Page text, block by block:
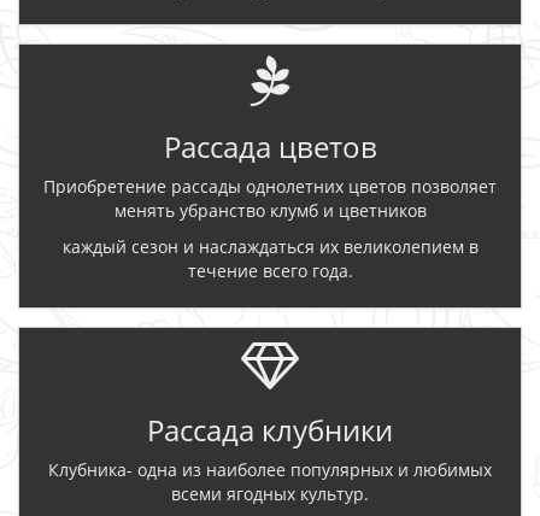
Рассада цветов
Приобретение рассады однолетних цветов позволяет
менять убранство клумб и цветников
каждый сезон и наслаждаться их великолепием в
течение всего года.
Рассада клубники
Клубника- одна из наиболее популярных и любимых
всеми ягодных культур.